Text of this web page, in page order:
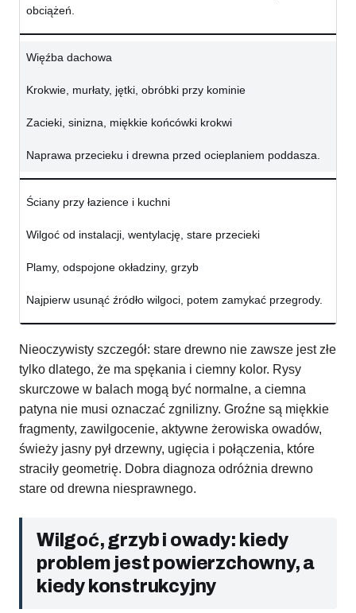
obciążeń.
Więźba dachowa
Krokwie, murłaty, jętki, obróbki przy kominie
Zacieki, sinizna, miękkie końcówki krokwi
Naprawa przecieku i drewna przed ocieplaniem poddasza.
Ściany przy łazience i kuchni
Wilgoć od instalacji, wentylację, stare przecieki
Plamy, odspojone okładziny, grzyb
Najpierw usunąć źródło wilgoci, potem zamykać przegrody.
Nieoczywisty szczegół: stare drewno nie zawsze jest złe
tylko dlatego, że ma spękania i ciemny kolor. Rysy
skurczowe w balach mogą być normalne, a ciemna
patyna nie musi oznaczać zgnilizny. Groźne są miękkie
fragmenty, zawilgocenie, aktywne żerowiska owadów,
świeży jasny pył drzewny, ugięcia i połączenia, które
straciły geometrię. Dobra diagnoza odróżnia drewno
stare od drewna niesprawnego.
Wilgoć, grzyb i owady: kiedy
problem jest powierzchowny, a
kiedy konstrukcyjny